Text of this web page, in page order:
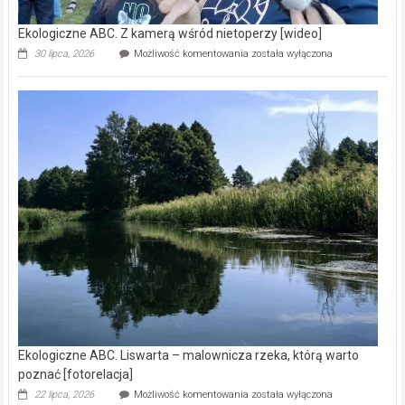
Ekologiczne ABC. Z kamerą wśród nietoperzy [wideo]
30 lipca, 2026 Możliwość komentowania Ekologiczne
kamerą
wśród
została wyłączona
Ekologiczne ABC. Liswarta – malownicza rzeka, którą warto
poznać [fotorelacja]
22 lipca, 2026 Możliwość komentowania Ekologiczne
została wyłączona